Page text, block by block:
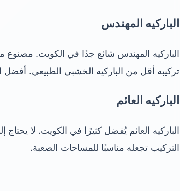
الباركيه المهندس
الباركيه المهندس شائع جدًا في الكويت.
تركيبه أقل من الباركيه الخشبي الطبيعي.
الباركيه العائم
الباركيه العائم يُفضل كثيرًا في الكويت. لا
التركيب تجعله مناسبًا للمساحات الصعبة.